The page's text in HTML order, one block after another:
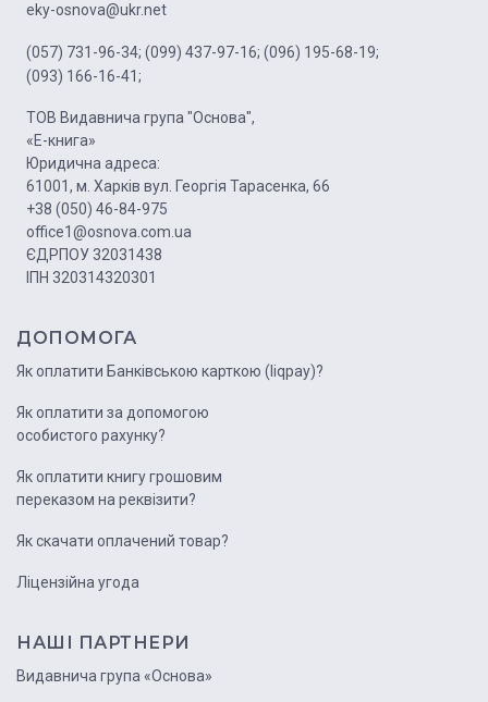
eky-osnova@ukr.net
(057) 731-96-34; (099) 437-97-16; (096) 195-68-19;
(093) 166-16-41;
ТОВ Видавнича група "Основа",
«Е-книга»
Юридична адреса:
61001, м. Харків вул. Георгія Тарасенка, 66
+38 (050) 46-84-975
office1@osnova.com.ua
ЄДРПОУ 32031438
ІПН 320314320301
ДОПОМОГА
Як оплатити Банківською карткою (liqpay)?
Як оплатити за допомогою
особистого рахунку?
Як оплатити книгу грошовим
переказом на реквізити?
Як скачати оплачений товар?
Ліцензійна угода
НАШІ ПАРТНЕРИ
Видавнича група «Основа»